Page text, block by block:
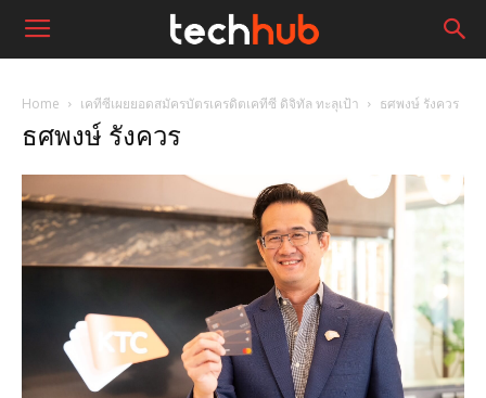
Home เคทีซีเผยยอดสมัครบัตรเครดิตเคทีซี ดิจิทัล ทะลุเป้า ธศพงษ์ รังควร
ธศพงษ์ รังควร